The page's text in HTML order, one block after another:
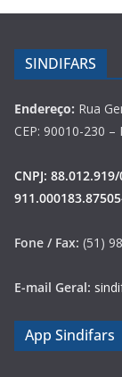
SINDIFARS
Endereço: Rua
CEP: 90010-230
CNPJ:
Fone / Fax: (51)
E-mail Geral:
App Sindifars